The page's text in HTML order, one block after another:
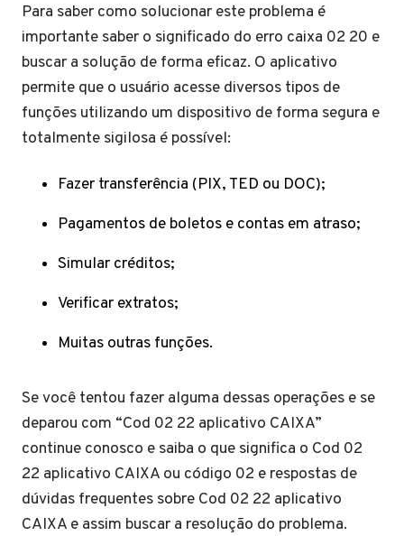
Para saber como solucionar este problema é
importante saber o significado do erro caixa 02 20 e
buscar a solução de forma eficaz. O aplicativo
permite que o usuário acesse diversos tipos de
funções utilizando um dispositivo de forma segura e
totalmente sigilosa é possível:
Fazer transferência (PIX, TED ou DOC);
Pagamentos de boletos e contas em atraso;
Simular créditos;
Verificar extratos;
Muitas outras funções.
Se você tentou fazer alguma dessas operações e se
deparou com “Cod 02 22 aplicativo CAIXA”
continue conosco e saiba o que significa o Cod 02
22 aplicativo CAIXA ou código 02 e respostas de
dúvidas frequentes sobre Cod 02 22 aplicativo
CAIXA e assim buscar a resolução do problema.